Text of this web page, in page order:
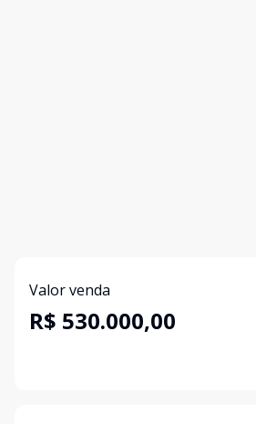
Valor venda
R$ 530.000,00